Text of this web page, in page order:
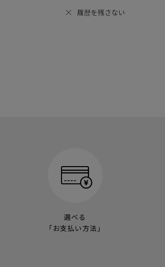
履歴を残さない
選べる
「お支払い方法」